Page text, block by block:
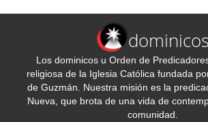
dominicos
Los dominicos u Orden de
religiosa de la Iglesia Católica fundada
de Guzmán. Nuestra misión es la
Nueva, que brota de una vida de
comunidad.